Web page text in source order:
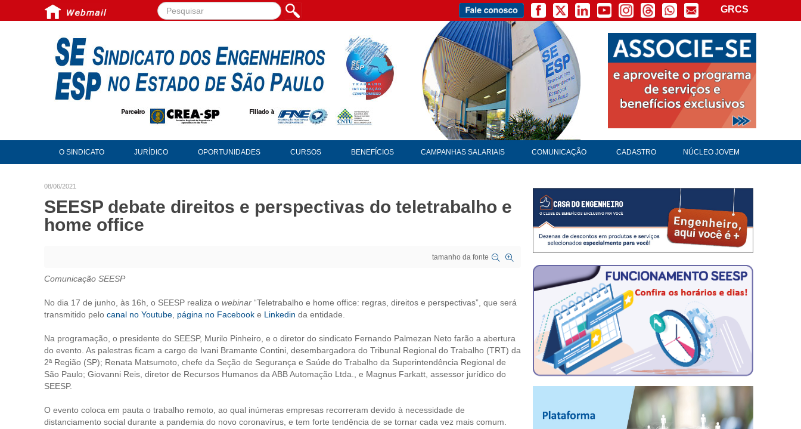
Pesquisar... GRCS
O SINDICATO JURÍDICO OPORTUNIDADES CURSOS BENEFÍCIOS CAMPANHAS SALARIAIS COMUNICAÇÃO CADASTRO NÚCLEO JOVEM
08/06/2021
SEESP debate direitos e perspectivas do teletrabalho e
home office
tamanho da fonte
Comunicação SEESP
No dia 17 de junho, às 16h, o SEESP realiza o webinar “Teletrabalho e home office: regras, direitos e perspectivas”, que será
transmitido pelo canal no Youtube página no Facebook e Linkedin da entidade.
Na programação, o presidente do SEESP, Murilo Pinheiro, e o diretor do sindicato Fernando Palmezan Neto farão a abertura
do evento. As palestras ficam a cargo de Ivani Bramante Contini, desembargadora do Tribunal Regional do Trabalho (TRT) da
2ª Região (SP); Renata Matsumoto, chefe da Seção de Segurança e Saúde do Trabalho da Superintendência Regional de
São Paulo; Giovanni Reis, diretor de Recursos Humanos da ABB Automação Ltda., e Magnus Farkatt, assessor jurídico do
SEESP.
O evento coloca em pauta o trabalho remoto, ao qual inúmeras empresas recorreram devido à necessidade de
distanciamento social durante a pandemia do novo coronavírus, e tem forte tendência de se tornar cada vez mais comum.